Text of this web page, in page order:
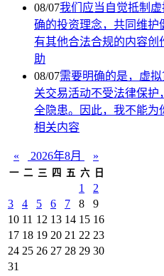
08/07我们应当自觉抵制
确的投资理念，共同维护
有其他合法合规的内容创
助
08/07需要明确的是，虚
关交易活动不受法律保护
全隐患。因此，我不能为
相关内容
« 2026年8月 »
一 二 三 四 五 六 日
1
2
3
4 5 6 7 8
9
10 11 12 13 14 15 16
17 18 19 20 21 22 23
24 25 26 27 28 29 30
31